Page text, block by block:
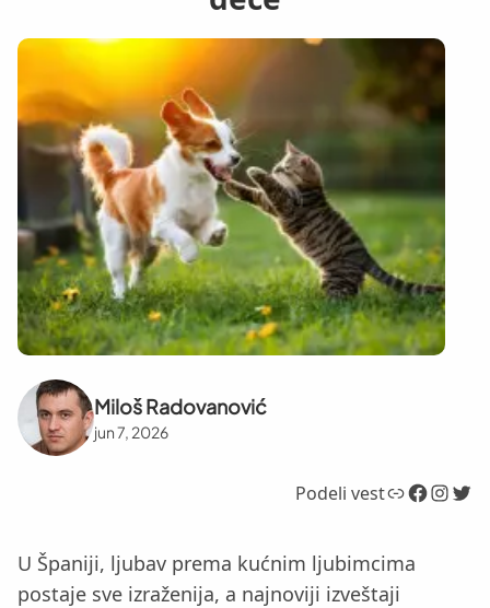
Miloš Radovanović
jun 7, 2026
Podeli vestLink Facebook InstagramTwitter
U Španiji, ljubav prema kućnim ljubimcima
postaje sve izraženija, a najnoviji izveštaji